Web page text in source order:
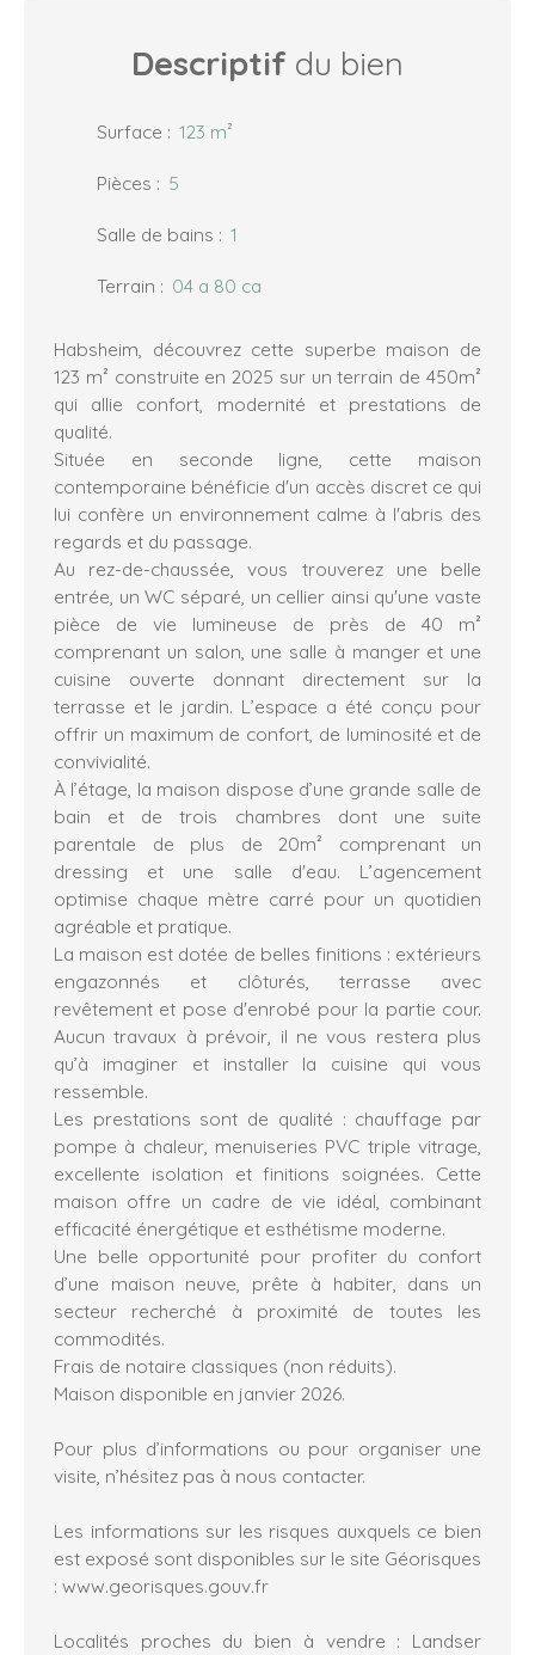
Descriptif du bien
Surface : 123 m²
Pièces : 5
Salle de bains : 1
Terrain : 04 a 80 ca
Habsheim, découvrez cette superbe maison de
123 m² construite en 2025 sur un terrain de 450m²
qui allie confort, modernité et prestations de
qualité.
Située en seconde ligne, cette maison
contemporaine bénéficie d'un accès discret ce qui
lui confère un environnement calme à l'abris des
regards et du passage.
Au rez-de-chaussée, vous trouverez une belle
entrée, un WC séparé, un cellier ainsi qu'une vaste
pièce de vie lumineuse de près de 40 m²
comprenant un salon, une salle à manger et une
cuisine ouverte donnant directement sur la
terrasse et le jardin. L’espace a été conçu pour
offrir un maximum de confort, de luminosité et de
convivialité.
À l’étage, la maison dispose d’une grande salle de
bain et de trois chambres dont une suite
parentale de plus de 20m² comprenant un
dressing et une salle d'eau. L’agencement
optimise chaque mètre carré pour un quotidien
agréable et pratique.
La maison est dotée de belles finitions : extérieurs
engazonnés et clôturés, terrasse avec
revêtement et pose d'enrobé pour la partie cour.
Aucun travaux à prévoir, il ne vous restera plus
qu’à imaginer et installer la cuisine qui vous
ressemble.
Les prestations sont de qualité : chauffage par
pompe à chaleur, menuiseries PVC triple vitrage,
excellente isolation et finitions soignées. Cette
maison offre un cadre de vie idéal, combinant
efficacité énergétique et esthétisme moderne.
Une belle opportunité pour profiter du confort
d’une maison neuve, prête à habiter, dans un
secteur recherché à proximité de toutes les
commodités.
Frais de notaire classiques (non réduits).
Maison disponible en janvier 2026.
Pour plus d’informations ou pour organiser une
visite, n’hésitez pas à nous contacter.
Les informations sur les risques auxquels ce bien
est exposé sont disponibles sur le site Géorisques
: www.georisques.gouv.fr
Localités proches du bien à vendre : Landser